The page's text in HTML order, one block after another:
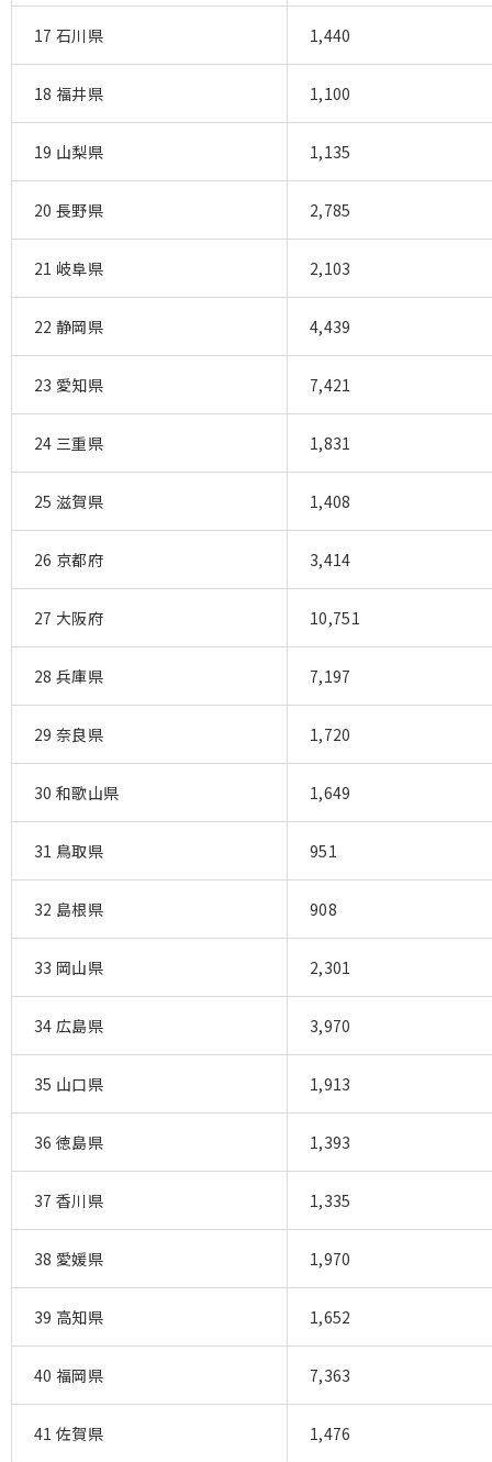
17 石川県 1,440
18 福井県 1,100
19 山梨県 1,135
20 長野県 2,785
21 岐阜県 2,103
22 静岡県 4,439
23 愛知県 7,421
24 三重県 1,831
25 滋賀県 1,408
26 京都府 3,414
27 大阪府 10,751
28 兵庫県 7,197
29 奈良県 1,720
30 和歌山県 1,649
31 鳥取県 951
32 島根県 908
33 岡山県 2,301
34 広島県 3,970
35 山口県 1,913
36 徳島県 1,393
37 香川県 1,335
38 愛媛県 1,970
39 高知県 1,652
40 福岡県 7,363
41 佐賀県 1,476